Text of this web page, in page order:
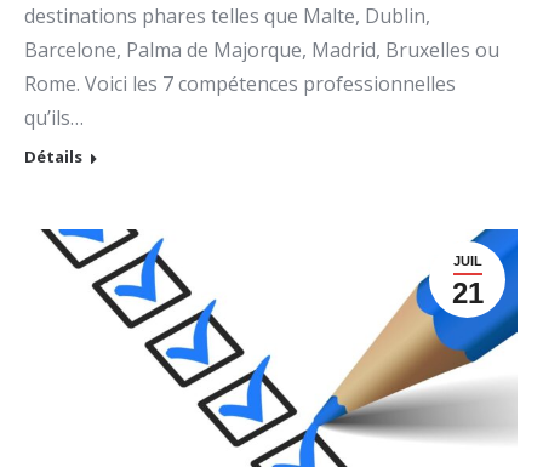
destinations phares telles que Malte, Dublin,
Barcelone, Palma de Majorque, Madrid, Bruxelles ou
Rome. Voici les 7 compétences professionnelles
qu’ils…
Détails
JUIL
21